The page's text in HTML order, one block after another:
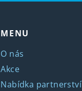
MENU
O nás
Akce
Nabídka partnerství